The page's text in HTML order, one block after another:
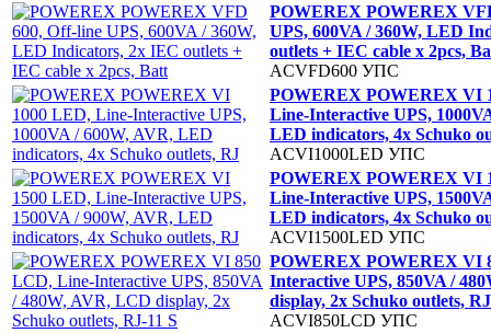
POWEREX POWEREX
UPS, 600VA / 360W, LED
outlets + IEC cable x 2pcs,
ACVFD600 УПС
POWEREX POWEREX VI
Line-Interactive UPS,
LED indicators, 4x Schuko
ACVI1000LED УПС
POWEREX POWEREX VI
Line-Interactive UPS,
LED indicators, 4x Schuko
ACVI1500LED УПС
POWEREX POWEREX VI
Interactive UPS, 850VA /
display, 2x Schuko outlets,
ACVI850LCD УПС